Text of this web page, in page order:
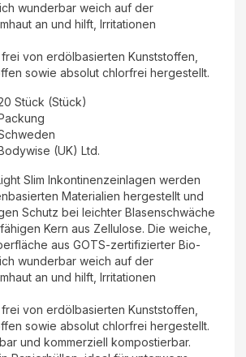
wunderbar weich auf der
an und hilft, Irritationen
von erdölbasierten Kunststoffen,
sowie absolut chlorfrei hergestellt.
Stück (Stück)
(UK) Ltd.
Slim Inkontinenzeinlagen werden
Materialien hergestellt und
Schutz bei leichter Blasenschwäche
Kern aus Zellulose. Die weiche,
aus GOTS-zertifizierter Bio-
wunderbar weich auf der
an und hilft, Irritationen
von erdölbasierten Kunststoffen,
sowie absolut chlorfrei hergestellt.
und kommerziell kompostierbar.